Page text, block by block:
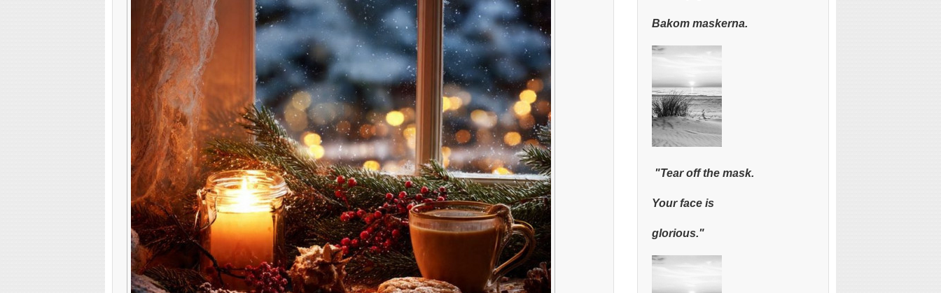
Bakom maskerna.
"Tear off the mask.
Your face is
glorious."